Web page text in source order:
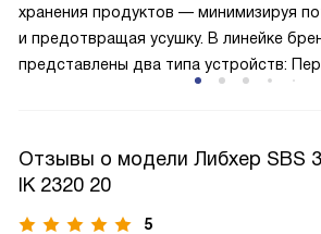
у однокомпрессорного варианта.
хранения продуктов — минимизируя
и предотвращая усушку. В линейке
представлены два типа устройств:
с панелью, выполняющей функцию
устройства обеспечивают более
эксплуатацию и чаще всего оснащены
Отзывы о модели Либхер SBS
IK 2320 20
5